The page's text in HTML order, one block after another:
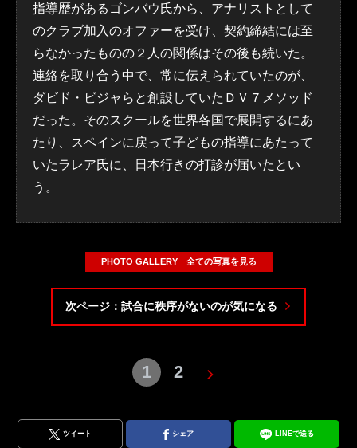
指導歴があるゴンバウ氏から、アナリストとして
のクラブ加入のオファーを受け、契約締結には至
らなかったものの２人の関係はその後も続いた。
連絡を取り合う中で、常に伝えられていたのが、
ダビド・ビジャらと創設していたＤＶ７メソッド
だった。そのスクールを世界各国で展開するにあ
たり、スペインに戻って子どもの指導にあたって
いたラレア氏に、日本行きの打診が届いたとい
う。
PHOTO GALLERY 全ての写真を見る
次ページ：試合に秩序がないのが気になる
1 2
ツイート シェア LINEで送る